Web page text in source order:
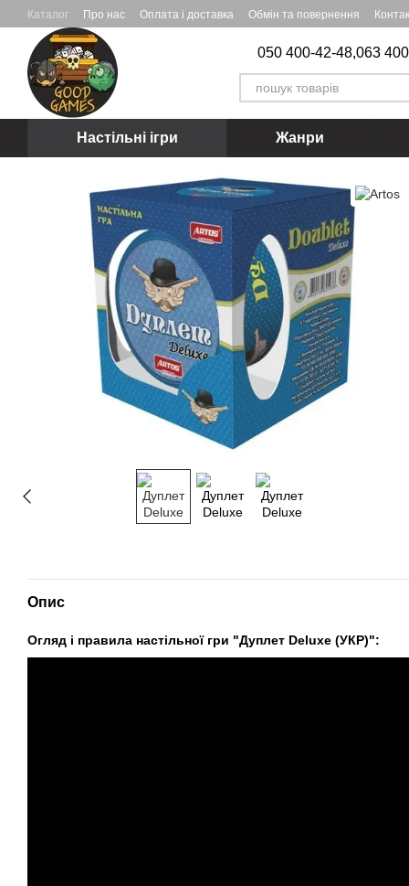
Перейти до основного контенту
Каталог Про нас Оплата і доставка Обмін та повернення
050 400-42-48,063
Настільні ігри Жанри
Опис
Огляд і правила настільної гри "Дуплет Deluxe (УКР)":